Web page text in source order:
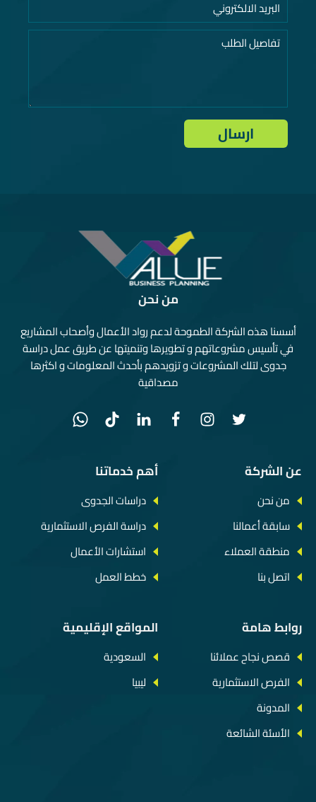
من نحن
أسسنا هذه الشركة الطموحة لدعم رواد الأعمال وأصحاب المشاريع
في تأسيس مشروعاتهم و تطويرها وتنميتها عن طريق عمل دراسة
جدوى لتلك المشروعات و تزويدهم بأحدث المعلومات و اكثرها
مصداقية
عن الشركة
من نحن
سابقة أعمالنا
منطقة العملاء
اتصل بنا
أهم خدماتنا
دراسات الجدوى
دراسة الفرص الاستثمارية
استشارات الأعمال
خطط العمل
روابط هامة
قصص نجاح عملائنا
الفرص الاستثمارية
المدونة
الأسئة الشائعة
المواقع الإقليمية
السعودية
ليبيا